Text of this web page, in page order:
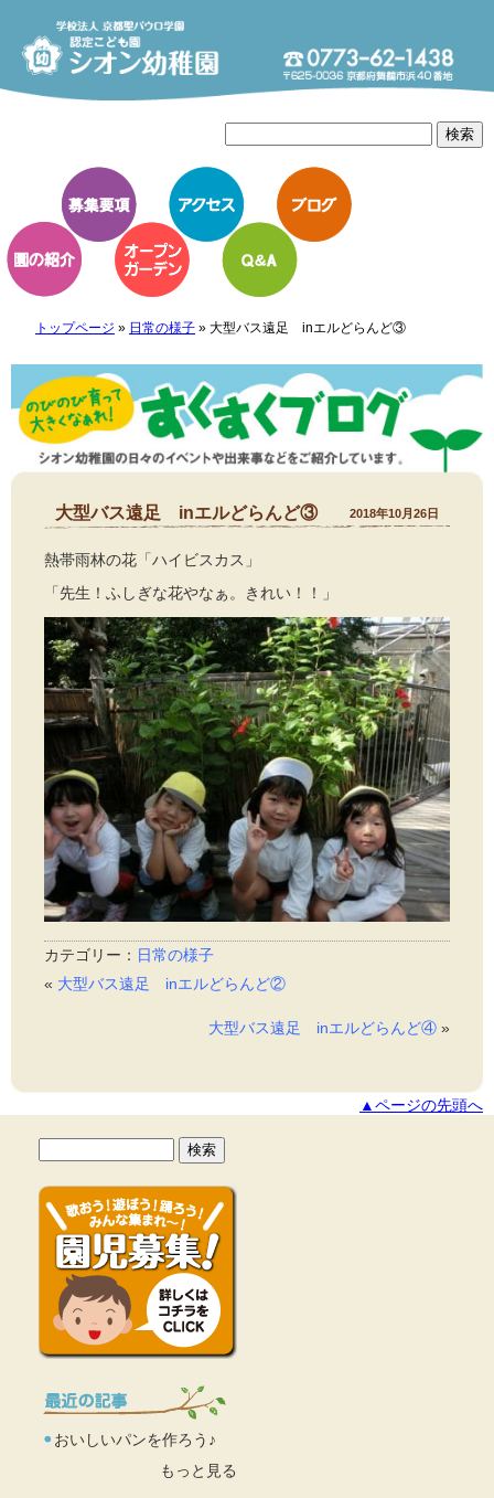
トップページ » 日常の様子» 大型バス遠足 inエルどらんど③
大型バス遠足 inエルどらんど③ 2018年10月26日
熱帯雨林の花「ハイビスカス」
「先生！ふしぎな花やなぁ。きれい！！」
カテゴリー： 日常の様子
« 大型バス遠足 inエルどらんど②
大型バス遠足 inエルどらんど④ »
▲ページの先頭へ
おいしいパンを作ろう♪
もっと見る